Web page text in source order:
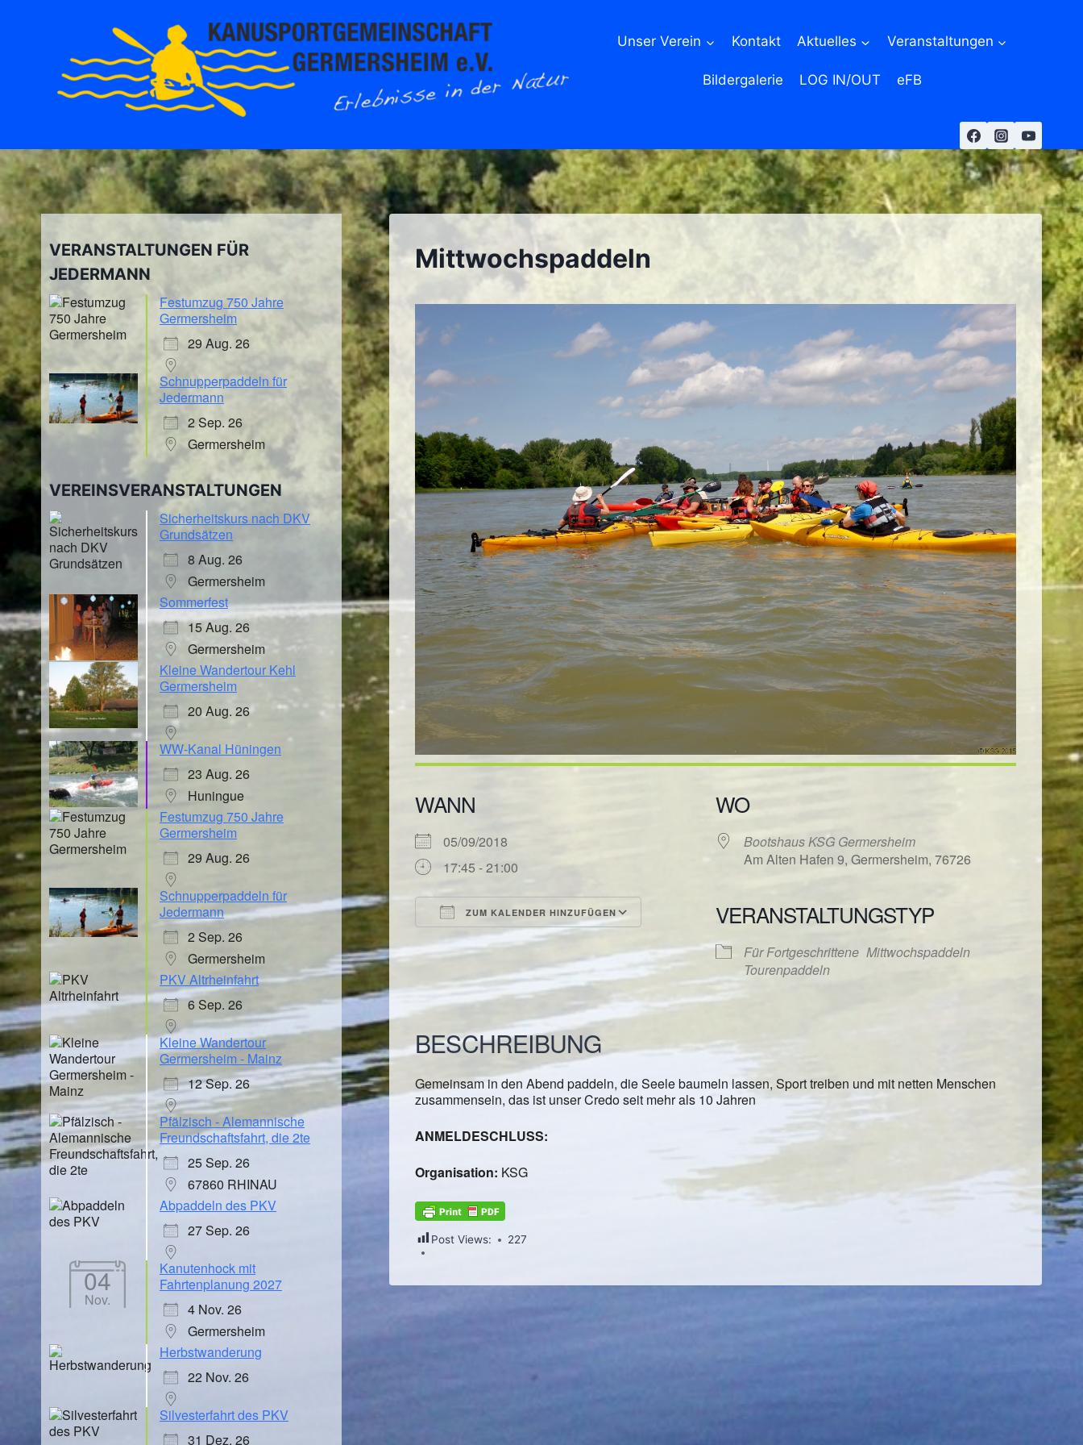
Unser Verein Kontakt Aktuelles Veranstaltungen
Bildergalerie LOG IN/OUT eFB
Mittwochspaddeln
WANN
05/09/2018
17:45 - 21:00
ZUM KALENDER HINZUFÜGEN
ICS herunterladen Google Kalender
WO
Bootshaus KSG Germersheim
Am Alten Hafen 9, Germersheim, 76726
VERANSTALTUNGSTYP
Für Fortgeschrittene Mittwochspaddeln
Tourenpaddeln
BESCHREIBUNG
Gemeinsam in den Abend paddeln, die Seele baumeln lassen, Sport treiben und mit netten Menschen
zusammensein, das ist unser Credo seit mehr als 10 Jahren
ANMELDESCHLUSS:
Organisation: KSG
Post Views: 227
VERANSTALTUNGEN FÜR
JEDERMANN
Festumzug 750 Jahre
Germersheim
29 Aug. 26
Schnupperpaddeln für
Jedermann
2 Sep. 26
Germersheim
VEREINSVERANSTALTUNGEN
Sicherheitskurs nach DKV
Grundsätzen
8 Aug. 26
Germersheim
Sommerfest
15 Aug. 26
Germersheim
Kleine Wandertour Kehl
Germersheim
20 Aug. 26
WW-Kanal Hüningen
23 Aug. 26
Huningue
Festumzug 750 Jahre
Germersheim
29 Aug. 26
Schnupperpaddeln für
Jedermann
2 Sep. 26
Germersheim
PKV Altrheinfahrt
6 Sep. 26
Kleine Wandertour
Germersheim - Mainz
12 Sep. 26
Pfälzisch - Alemannische
Freundschaftsfahrt, die 2te
25 Sep. 26
67860 RHINAU
Abpaddeln des PKV
27 Sep. 26
04
Nov.
Kanutenhock mit
Fahrtenplanung 2027
4 Nov. 26
Germersheim
Herbstwanderung
22 Nov. 26
Silvesterfahrt des PKV
31 Dez. 26